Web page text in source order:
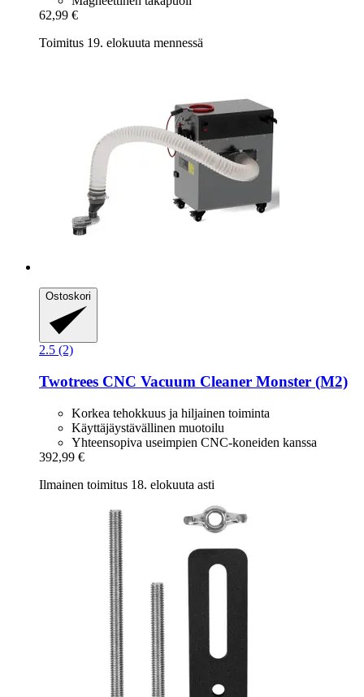
62,99 €
Toimitus 19. elokuuta mennessä
Ostoskori
2.5 (2)
Twotrees CNC Vacuum Cleaner Monster (M2)
Korkea tehokkuus ja hiljainen toiminta
Käyttäjäystävällinen muotoilu
Yhteensopiva useimpien CNC-koneiden kanssa
392,99 €
Ilmainen toimitus 18. elokuuta asti